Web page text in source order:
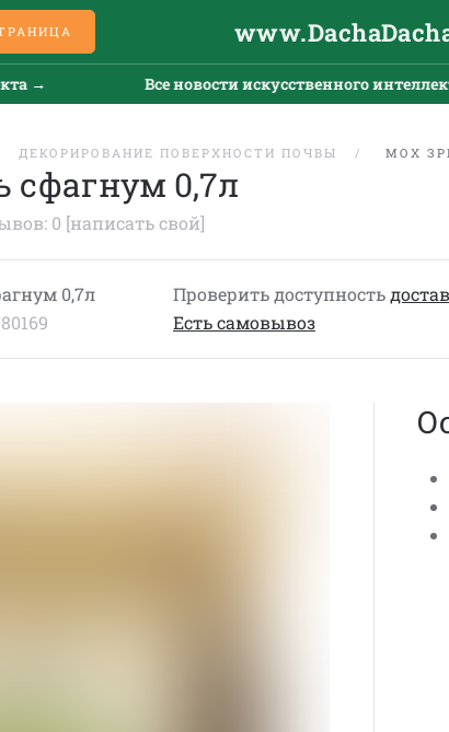
→ Все новости искусственного
ДЕКОРИРОВАНИЕ ПОВЕРХНОСТИ ПОЧВЫ МОХ
сфагнум 0,7л
0 [написать свой]
0,7л
Проверить доступность
Eсть cамовывоз